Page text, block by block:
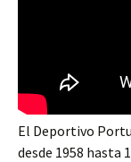
El Deportivo
desde 1958 hasta